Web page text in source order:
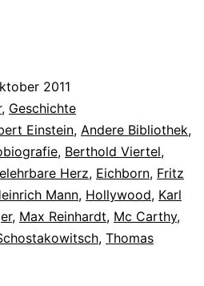
2011
, Geschichte
Einstein, Andere Bibliothek,
, Berthold Viertel,
Herz, Eichborn, Fritz
Mann, Hollywood, Karl
, Max Reinhardt, Mc Carthy,
, Thomas